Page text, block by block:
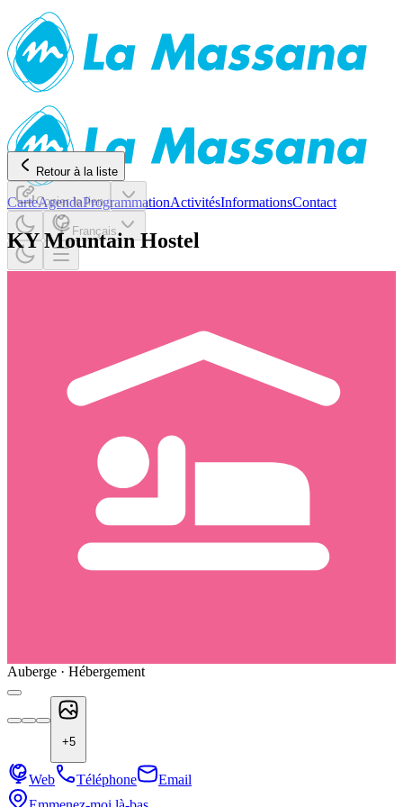
CarteAgendaProgrammationActivitésInformationsContact
Français
Retour à la liste
Copier le lien
KY Mountain Hostel
Auberge · Hébergement
+5
Web Téléphone
Email